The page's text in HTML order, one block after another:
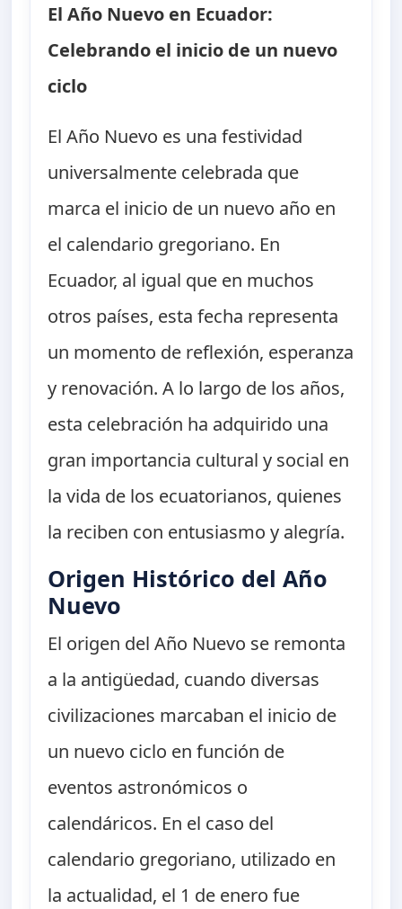
El Año Nuevo en Ecuador:
Celebrando el inicio de un nuevo
ciclo
El Año Nuevo es una festividad
universalmente celebrada que
marca el inicio de un nuevo año en
el calendario gregoriano. En
Ecuador, al igual que en muchos
otros países, esta fecha representa
un momento de reflexión, esperanza
y renovación. A lo largo de los años,
esta celebración ha adquirido una
gran importancia cultural y social en
la vida de los ecuatorianos, quienes
la reciben con entusiasmo y alegría.
Origen Histórico del Año
Nuevo
El origen del Año Nuevo se remonta
a la antigüedad, cuando diversas
civilizaciones marcaban el inicio de
un nuevo ciclo en función de
eventos astronómicos o
calendáricos. En el caso del
calendario gregoriano, utilizado en
la actualidad, el 1 de enero fue